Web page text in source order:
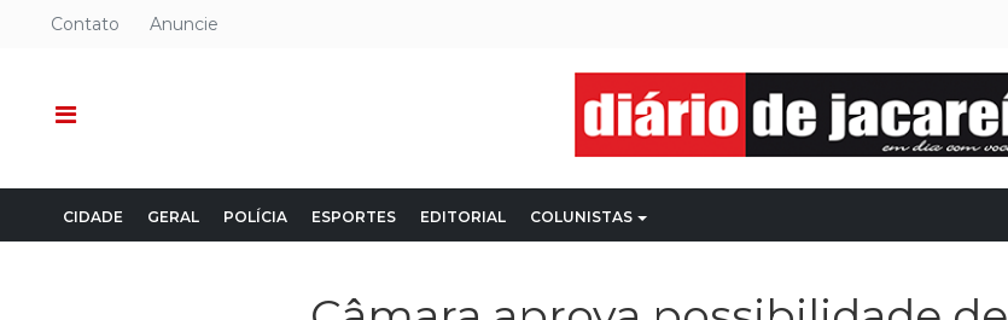
Contato Anuncie
CIDADE GERAL POLÍCIA ESPORTES EDITORIAL COLUNISTAS